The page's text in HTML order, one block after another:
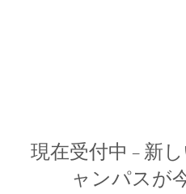
現在受付中 – 新
ャンパスが